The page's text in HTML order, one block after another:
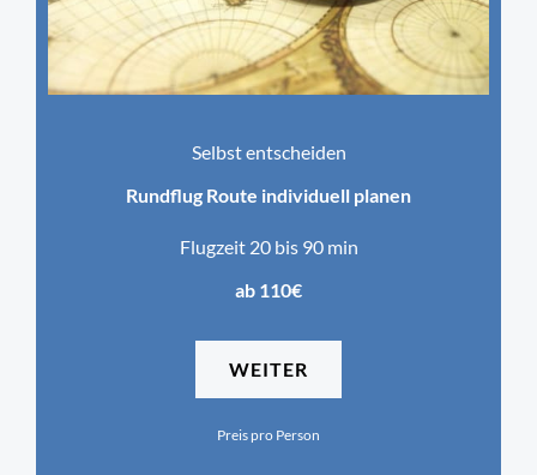
Selbst entscheiden
Rundflug Route individuell planen
Flugzeit 20 bis 90 min
ab 110€
WEITER
Preis pro Person